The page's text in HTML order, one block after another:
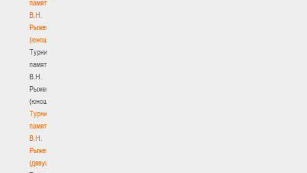
памяти
В.Н.
Рыженкова
(юноши)
Турнир
памяти
В.Н.
Рыженкова
(юноши)
Турнир
памяти
В.Н.
Рыженкова
(девушки)